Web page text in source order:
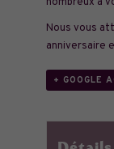
Nous vous
anniversaire
+ GOOGLE